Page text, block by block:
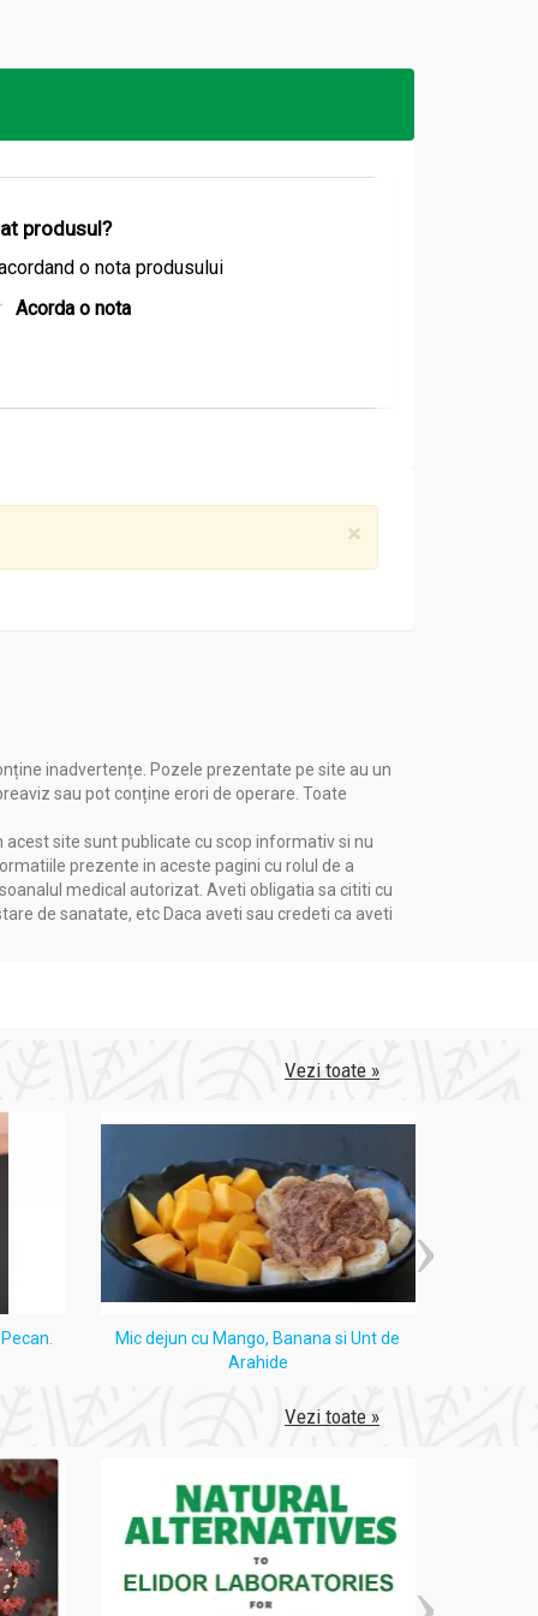
produsul?
o nota produsului
Acorda o nota
×
inadvertențe. Pozele prezentate pe site au un
sau pot conține erori de operare. Toate
site sunt publicate cu scop informativ si nu
prezente in aceste pagini cu rolul de a
medical autorizat. Aveti obligatia sa cititi cu
de sanatate, etc Daca aveti sau credeti ca aveti
Vezi toate »
Mic dejun cu Mango, Banana si Unt de
Arahide
Vezi toate »